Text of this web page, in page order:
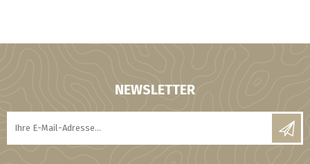
NEWSLETTER